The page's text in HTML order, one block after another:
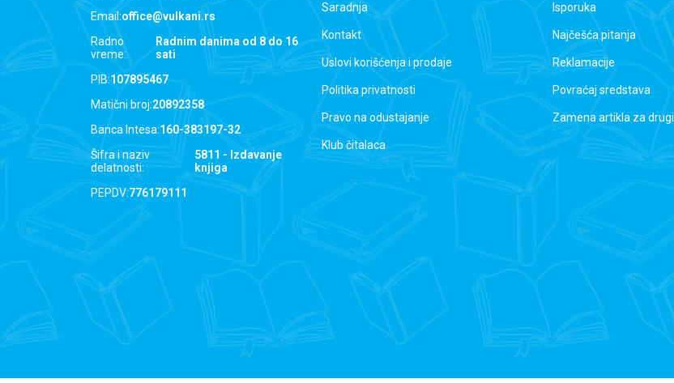
Email:office@vulkani.rs
Radno
vreme:
Radnim danima od 8 do 16
sati
PIB:107895467
Matični broj:20892358
Banca Intesa:160-383197-32
Šifra i naziv
delatnosti:
5811 - Izdavanje
knjiga
PEPDV:776179111
Saradnja
Kontakt
Uslovi korišćenja i prodaje
Politika privatnosti
Pravo na odustajanje
Klub čitalaca
Isporuka
Najčešća pitanja
Reklamacije
Povraćaj sredstava
Zamena artikla za drugi